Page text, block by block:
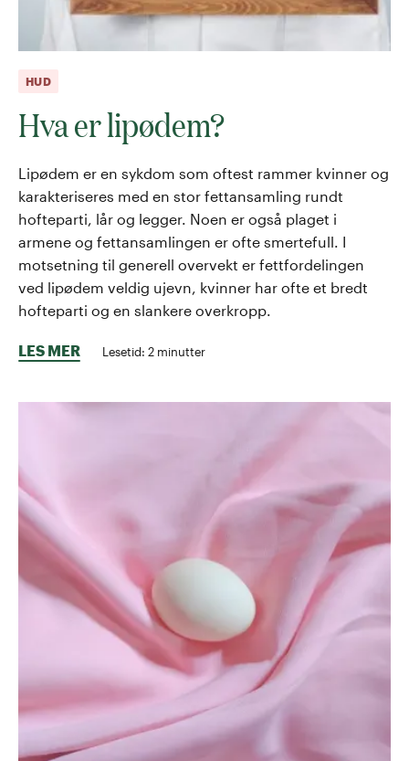
HUD
Hva er lipødem?
Lipødem er en sykdom som oftest rammer kvinner og
karakteriseres med en stor fettansamling rundt
hofteparti, lår og legger. Noen er også plaget i
armene og fettansamlingen er ofte smertefull. I
motsetning til generell overvekt er fettfordelingen
ved lipødem veldig ujevn, kvinner har ofte et bredt
hofteparti og en slankere overkropp.
LES MER Lesetid: 2 minutter